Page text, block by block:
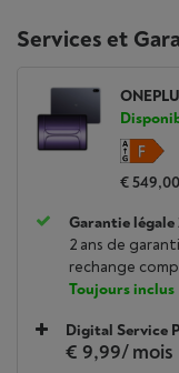
Services et
€ 549,00
Garantie légale
2 ans de
rechange
Toujours inclus
Digital Service
€ 9,99/ mois